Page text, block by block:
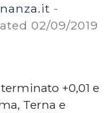
-
02/09/2019
+0,01 e
Terna e